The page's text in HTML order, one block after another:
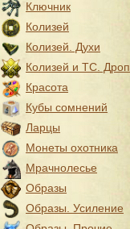
Ключник
Колизей
Колизей. Духи
Колизей и ТС. Дроп
Красота
Кубы сомнений
Ларцы
Монеты охотника
Мрачнолесье
Образы
Образы. Усиление